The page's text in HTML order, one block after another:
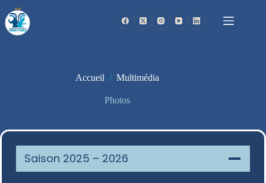
au
contenu
Accueil / Multimédia
Photos
Saison 2025 – 2026